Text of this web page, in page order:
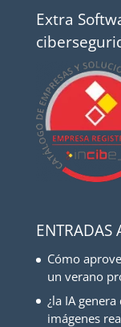
Extra
ENTRADAS
Cómo
un verano
¿la IA
imágenes